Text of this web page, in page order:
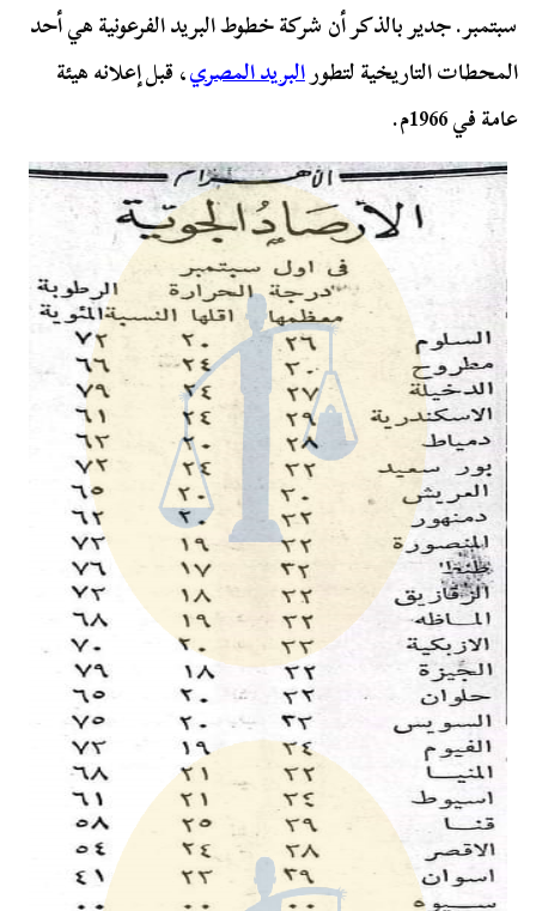
سبتمبر. جدير بالذكر أن شركة خطوط البريد الفرعونية هي أحد
المحطات التاريخية لتطورالبريد المصري، قبل إعلانه هيئة
عامة في 1966م.